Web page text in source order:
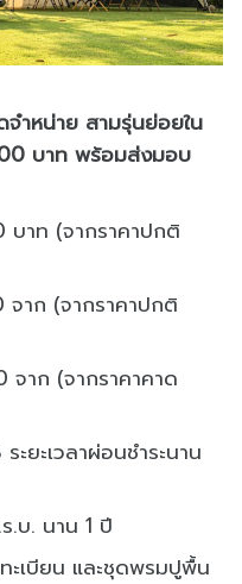
จำหน่าย สามรุ่นย่อยใน
บาท พร้อมส่งมอบ
บาท (จากราคาปกติ
าก (จากราคาปกติ
าก (จากราคาคาด
ยะเวลาผ่อนชำระนาน
.บ. นาน 1 ปี
ะเบียน และชุดพรมปูพื้น